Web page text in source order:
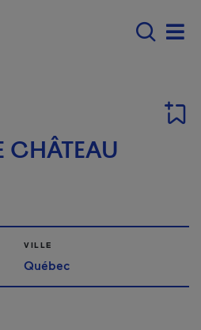
navigation -
CHÂTEAU
VILLE
Québec